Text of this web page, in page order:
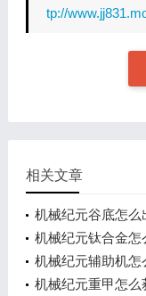
tp://
相关文章
机械纪元谷底怎
集)
机械纪元钛合金怎
机械纪元辅助机怎
机械纪元重甲怎么